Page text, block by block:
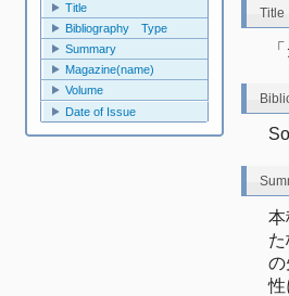
Title
Bibliography Type
Summary
Magazine(name)
Volume
Date of Issue
Title
本
の
性